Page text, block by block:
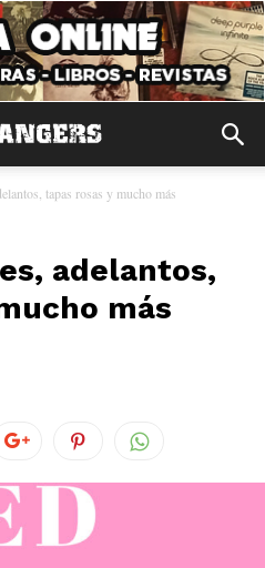
tapas rosas y mucho más
adelantos,
más